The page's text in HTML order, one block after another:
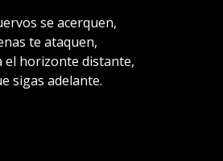
se acerquen,
te ataquen,
el horizonte distante,
sigas adelante.